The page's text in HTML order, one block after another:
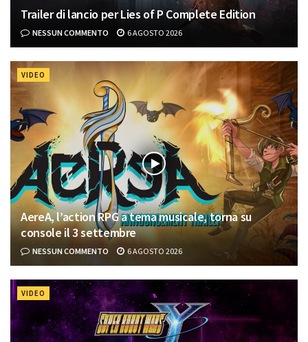
Trailer di lancio per Lies of P Complete Edition
NESSUN COMMENTO 6 AGOSTO 2026
VIDEO
AereA, l’action RPG a tema musicale, torna su
console il 3 settembre
NESSUN COMMENTO 6 AGOSTO 2026
VIDEO